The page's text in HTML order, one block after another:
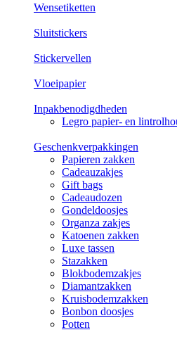
Wensetiketten
Sluitstickers
Stickervellen
Vloeipapier
Inpakbenodigdheden
Legro papier- en
Geschenkverpakkingen
Papieren zakken
Cadeauzakjes
Gift bags
Cadeaudozen
Gondeldoosjes
Organza zakjes
Katoenen zakken
Luxe tassen
Stazakken
Blokbodemzakjes
Diamantzakken
Kruisbodemzakken
Bonbon doosjes
Potten